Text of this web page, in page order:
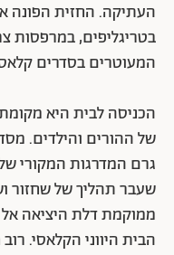
העתיקה. החזית הפונה
בטריגליפים, במרפסות
המעוטרים בסדרים
הכניסה לבית היא
של ההורים והילדים.
גרם המדרגות המקורי
שעבר תהליך של שחזור
ממוקמת דלת היציאה
הבית היווני הקלאסי.